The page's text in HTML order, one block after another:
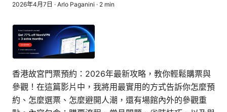
2026年4月7日 · Arlo Paganini · 2 min
香港故宮門票預約：2026年最新攻略，教你輕鬆購票與
參觀！在這篇影片中，我將用最實用的方式告訴你怎麼預
約、怎麼選票、怎麼避開人潮，還有場館內外的參觀重